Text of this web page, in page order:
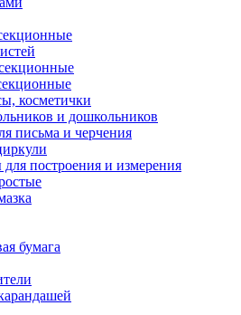
косметички
и дошкольников
письма и черчения
построения и измерения
бумага